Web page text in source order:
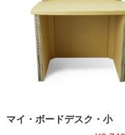
マイ・ボードデスク・小